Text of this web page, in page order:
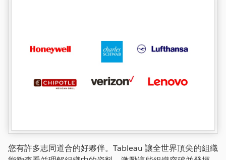
您有許多志同道合的好夥伴。Tableau 讓全世界頂尖的組織